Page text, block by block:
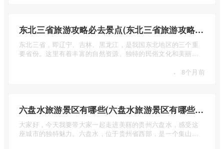
东北三省旅游攻略必去景点(东北三省旅游攻略必去景点视频介绍)
东北三省，即辽宁、吉林、黑龙江，是我国东北地区的三个重
要省份。这里有着丰富的自然资源、独特的民俗文化和美丽的
· 8个月前
六盘水旅游景区有哪些(六盘水旅游景区有哪些景点值得去)
大家好，今天我要带大家一起走进美丽的贵州六盘水，感受这
座城市的独特魅力。六盘水，位于贵州省西部，是一个集山水